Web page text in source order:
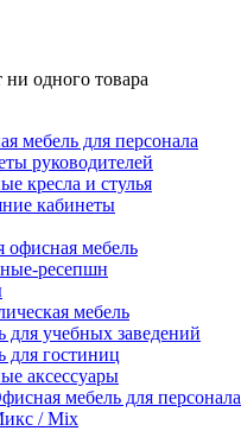
одного товара
мебель для персонала
руководителей
кресла и стулья
кабинеты
офисная мебель
ресепшн
мебель
для учебных заведений
для гостиниц
аксессуары
мебель для персонала
/ Mix